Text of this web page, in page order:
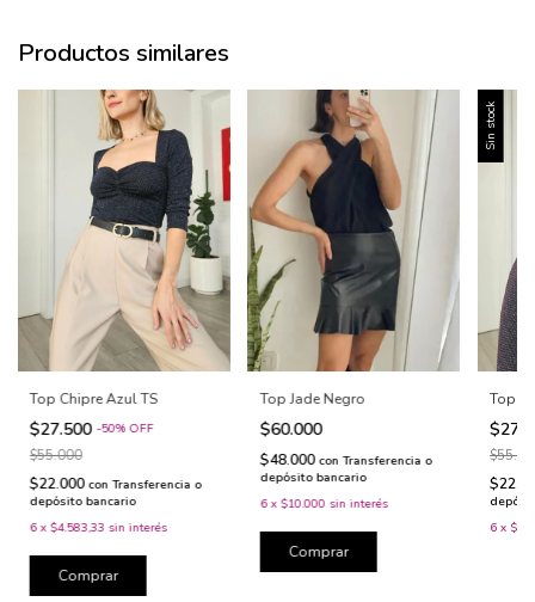
Productos similares
Top Chipre Azul TS
$27.500 -50% OFF
$55.000
$22.000 con Transferencia o
depósito bancario
6 x $4.583,33 sin interés
Comprar
Top Jade Negro
$60.000
$48.000 con Transferencia o
depósito bancario
6 x $10.000 sin interés
Comprar
Sin stock
Top
6 x